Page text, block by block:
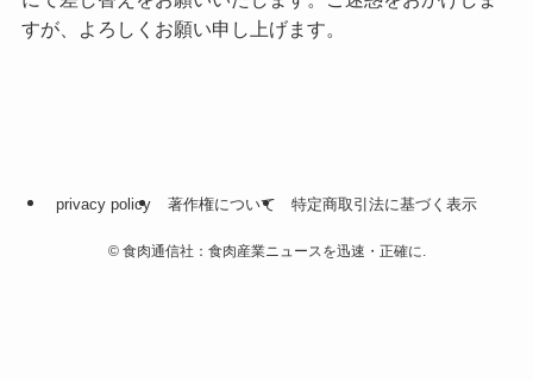
すが、よろしくお願い申し上げます。
privacy policy 著作権について 特定商取引法に基づく表示
©食肉通信社：食肉産業ニュースを迅速・正確に.